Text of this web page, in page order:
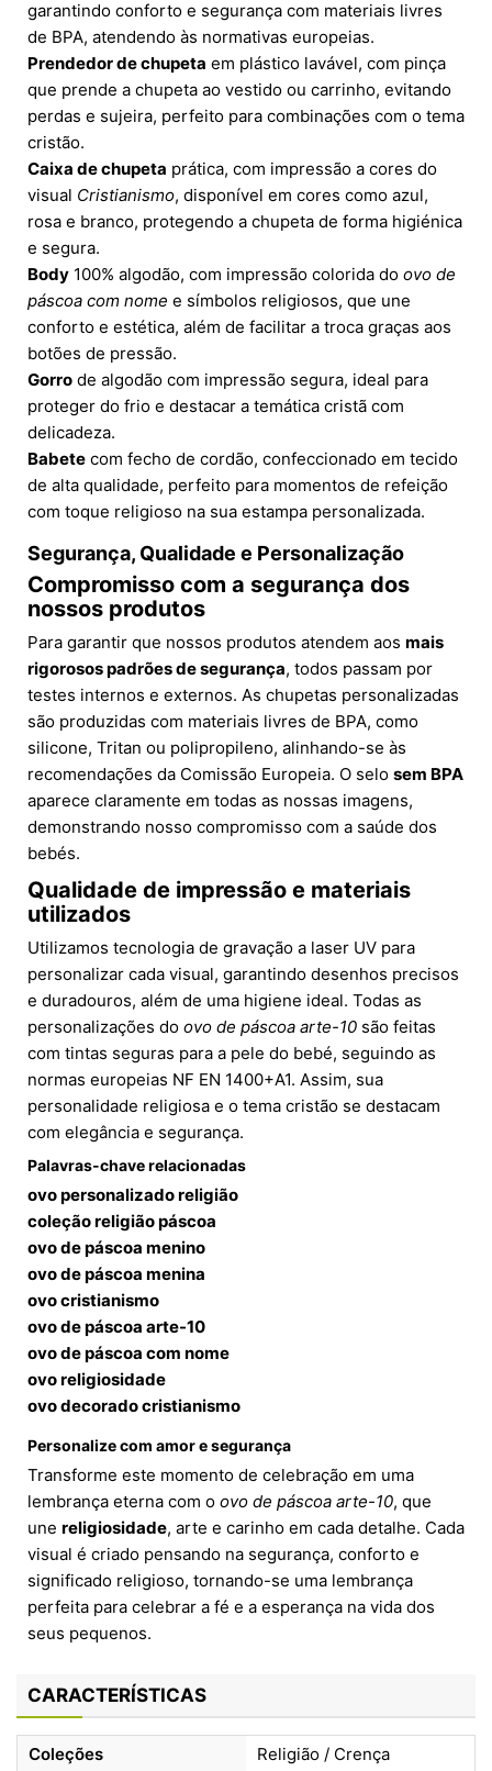
garantindo conforto e segurança com materiais livres
de BPA, atendendo às normativas europeias.
Prendedor de chupeta em plástico lavável, com pinça
que prende a chupeta ao vestido ou carrinho, evitando
perdas e sujeira, perfeito para combinações com o tema
cristão.
Caixa de chupeta prática, com impressão a cores do
visual Cristianismo, disponível em cores como azul,
rosa e branco, protegendo a chupeta de forma higiénica
e segura.
Body 100% algodão, com impressão colorida do ovo de
páscoa com nome e símbolos religiosos, que une
conforto e estética, além de facilitar a troca graças aos
botões de pressão.
Gorro de algodão com impressão segura, ideal para
proteger do frio e destacar a temática cristã com
delicadeza.
Babete com fecho de cordão, confeccionado em tecido
de alta qualidade, perfeito para momentos de refeição
com toque religioso na sua estampa personalizada.
Segurança, Qualidade e Personalização
Compromisso com a segurança dos
nossos produtos
Para garantir que nossos produtos atendem aos mais
rigorosos padrões de segurança, todos passam por
testes internos e externos. As chupetas personalizadas
são produzidas com materiais livres de BPA, como
silicone, Tritan ou polipropileno, alinhando-se às
recomendações da Comissão Europeia. O selo sem BPA
aparece claramente em todas as nossas imagens,
demonstrando nosso compromisso com a saúde dos
bebés.
Qualidade de impressão e materiais
utilizados
Utilizamos tecnologia de gravação a laser UV para
personalizar cada visual, garantindo desenhos precisos
e duradouros, além de uma higiene ideal. Todas as
personalizações do ovo de páscoa arte-10 são feitas
com tintas seguras para a pele do bebé, seguindo as
normas europeias NF EN 1400+A1. Assim, sua
personalidade religiosa e o tema cristão se destacam
com elegância e segurança.
Palavras-chave relacionadas
ovo personalizado religião
coleção religião páscoa
ovo de páscoa menino
ovo de páscoa menina
ovo cristianismo
ovo de páscoa arte-10
ovo de páscoa com nome
ovo religiosidade
ovo decorado cristianismo
Personalize com amor e segurança
Transforme este momento de celebração em uma
lembrança eterna com o ovo de páscoa arte-10, que
une religiosidade, arte e carinho em cada detalhe. Cada
visual é criado pensando na segurança, conforto e
significado religioso, tornando-se uma lembrança
perfeita para celebrar a fé e a esperança na vida dos
seus pequenos.
CARACTERÍSTICAS
Coleções Religião / Crença